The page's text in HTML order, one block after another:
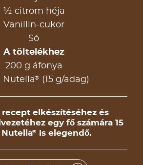
½ citrom héja
Vanillin-cukor
Só
A töltelékhez
200 g áfonya
Nutella® (15 g/adag)
recept elkészítéséhez és
egy fő számára 15
Nutella® is elegendő.